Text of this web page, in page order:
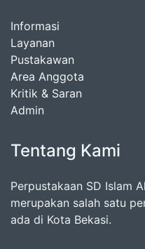
Informasi
Layanan
Pustakawan
Area Anggota
Kritik & Saran
Admin
Tentang Kami
Perpustakaan SD Islam
merupakan salah satu
ada di Kota Bekasi.